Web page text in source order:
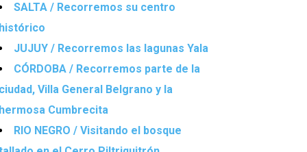
SALTA / Recorremos su centro
JUJUY / Recorremos las lagunas Yala
CÓRDOBA / Recorremos parte de la
Villa General Belgrano y la
Cumbrecita
RIO NEGRO / Visitando el bosque